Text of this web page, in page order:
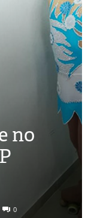
no
0